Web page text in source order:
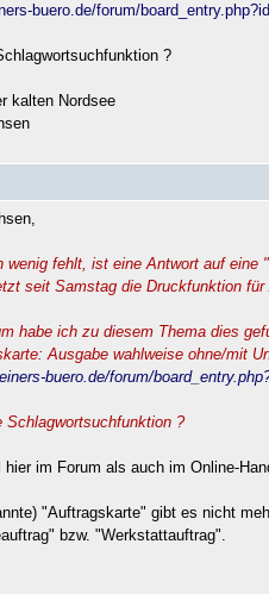
buero.de/forum/
?
kalten Nordsee
wenig fehlt, ist eine Antwort auf eine
seit Samstag die Druckfunktion für
habe ich zu diesem Thema dies
Ausgabe wahlweise ohne/mit
buero.de/forum/
Schlagwortsuchfunktion ?
im Forum als auch im Online-
"Auftragskarte" gibt es nicht
bzw. "Werkstattauftrag".